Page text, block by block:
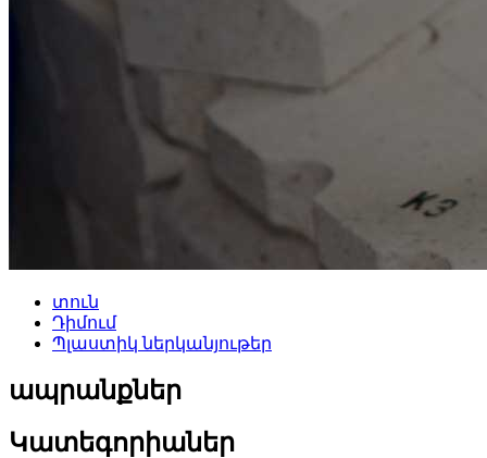
տուն
Դիմում
Պլաստիկ ներկանյութեր
ապրանքներ
Կատեգորիաներ